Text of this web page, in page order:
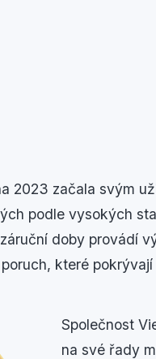
2023 začala svým
podle vysokých
doby provádí
které
Společnost
na své řady